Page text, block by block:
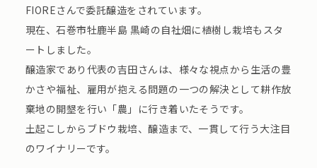
FIOREさんで委託醸造をされています。
現在、石巻市牡鹿半島 黒崎の自社畑に植樹し栽培もスタ
ートしました。
醸造家であり代表の吉田さんは、様々な視点から生活の豊
かさや福祉、雇用が抱える問題の一つの解決として耕作放
棄地の開墾を行い「農」に行き着いたそうです。
土起こしからブドウ栽培、醸造まで、一貫して行う大注目
のワイナリーです。